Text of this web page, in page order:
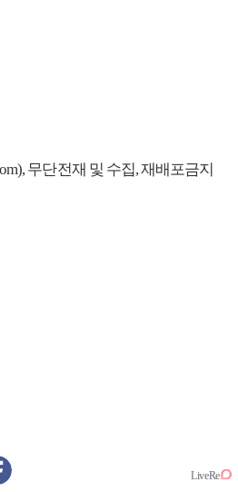
무단전재 및 수집, 재배포금지